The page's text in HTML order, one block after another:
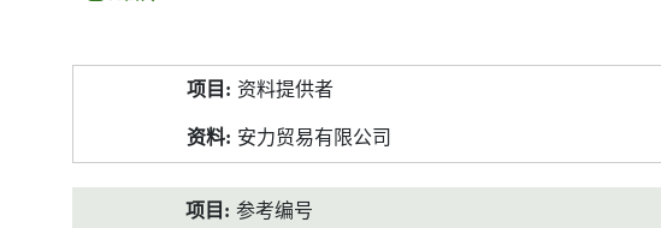
料
资料提供者
安力贸易有限公司
参考编号